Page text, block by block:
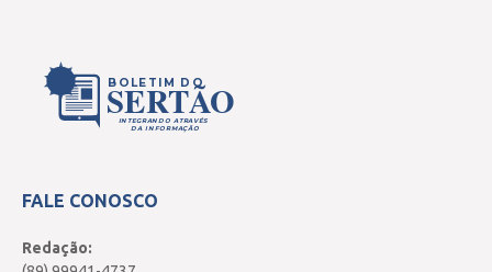
BOLETIM DO
SERTÃO
INTEGRANDO ATRAVÉS
DA INFORMAÇÃO
FALE CONOSCO
Redação: